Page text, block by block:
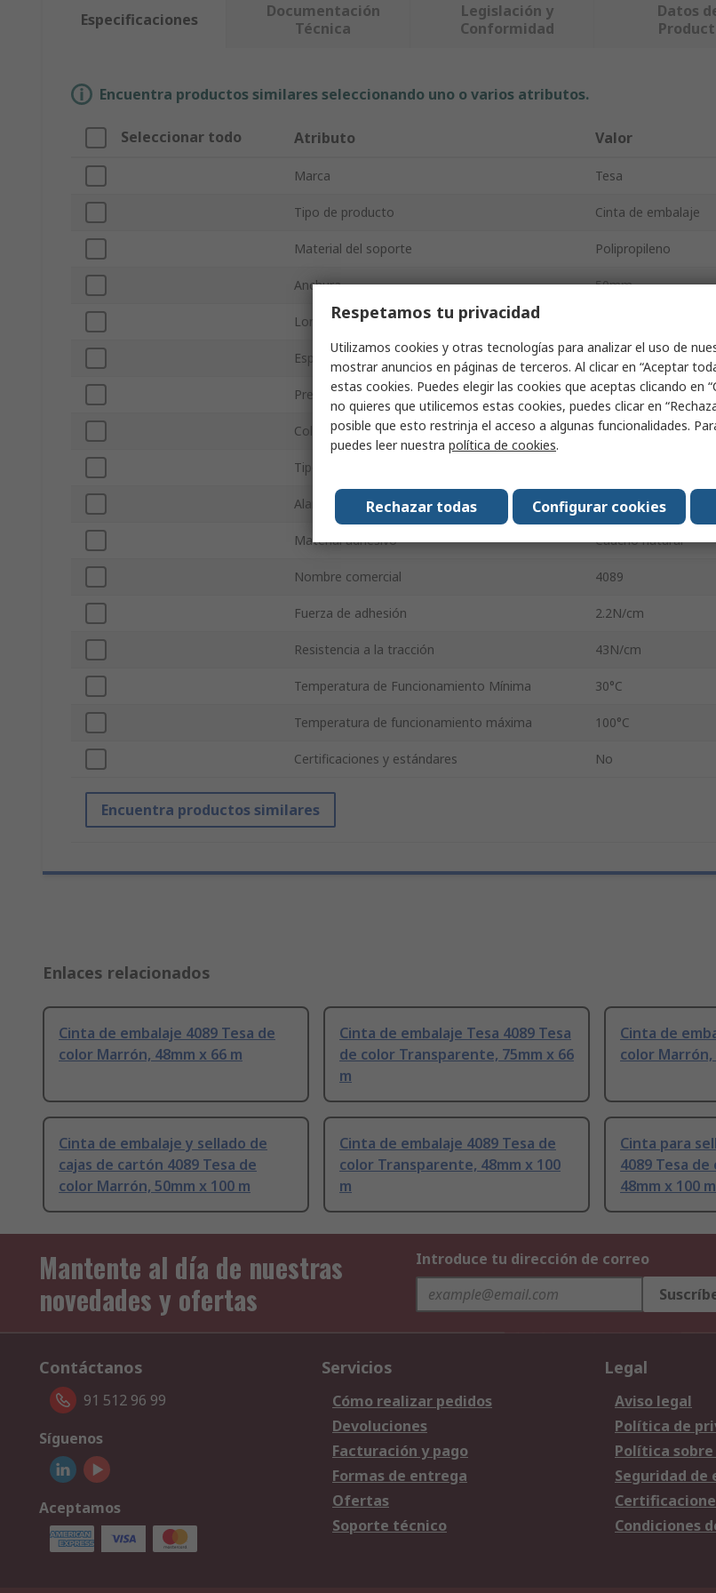
Especificaciones
Documentación
Técnica
Legislación y
Conformidad
Datos
Encuentra productos similares seleccionando uno o varios atributos.
Seleccionar todo Atributo Valor
Marca Tesa
Tipo de producto Cinta de embalaje
Material del soporte Polipropileno
Anchura 50mm
Longitud
Espesor 46mm
Preimpreso No
Color Transparente
Tipo de dispensador
Alargamiento de ruptura 145%
Material adhesivo Caucho natural
Nombre comercial 4089
Fuerza de adhesión 2.2N/cm
Resistencia a la tracción 43N/cm
Temperatura de Funcionamiento Mínima 30°C
Temperatura de funcionamiento máxima 100°C
Certificaciones y estándares No
Encuentra productos similares
Enlaces relacionados
Cinta de embalaje 4089 Tesa de
color Marrón, 48mm x 66 m
Cinta de embalaje Tesa 4089 Tesa
de color Transparente, 75mm x 66
m
Cinta de
color Marrón,
Cinta de embalaje y sellado de
cajas de cartón 4089 Tesa de
color Marrón, 50mm x 100 m
Cinta de embalaje 4089 Tesa de
color Transparente, 48mm x 100
m
Cinta para
4089 Tesa
48mm x 100 m
Mantente al día de nuestras
novedades y ofertas
Introduce tu dirección de correo
Contáctanos
91 512 96 99
Síguenos
Aceptamos
Servicios
Cómo realizar pedidos
Devoluciones
Facturación y pago
Formas de entrega
Ofertas
Soporte técnico
Legal
Aviso legal
Política de
Política
Seguridad de
Condiciones
Respetamos tu privacidad
Utilizamos cookies y otras tecnologías para analizar el uso de
mostrar anuncios en páginas de terceros. Al clicar en “Aceptar
estas cookies. Puedes elegir las cookies que aceptas clicando en
no quieres que utilicemos estas cookies, puedes clicar en
posible que esto restrinja el acceso a algunas funcionalidades.
puedes leer nuestra política de cookies.
Configurar cookies
Rechazar todas